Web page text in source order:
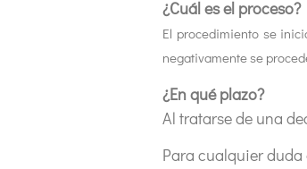
¿Cuál es el proceso?
El procedimiento se
negativamente se
¿En qué plazo?
Al tratarse de una
Para cualquier